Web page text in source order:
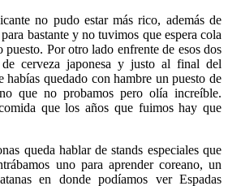
no pudo estar más rico, además de
bastante y no tuvimos que espera cola
Por otro lado enfrente de esos dos
cerveza japonesa y justo al final del
habías quedado con hambre un puesto de
que no probamos pero olía increíble.
que los años que fuimos hay que
queda hablar de stands especiales que
uno para aprender coreano, un
en donde podíamos ver Espadas